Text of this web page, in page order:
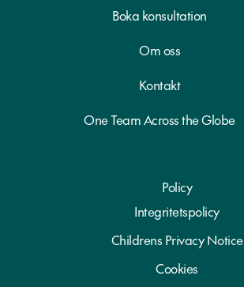
Boka konsultation
Om oss
Kontakt
One Team Across the Globe
Policy
Integritetspolicy
Childrens Privacy Notice
Cookies